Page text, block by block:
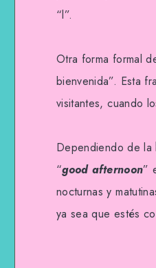
“l”.
Otra forma formal
bienvenida”. Esta
visitantes, cuando
Dependiendo de
“good afternoon”
nocturnas y
ya sea que estés